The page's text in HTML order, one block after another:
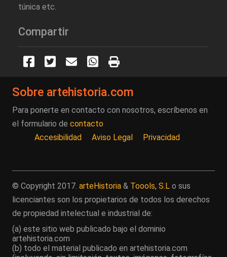
túnica etc.
Compartir
Sobre artehistoria.com
Para ponerte en contacto con nosotros, escríbenos en
el formulario de contacto
Accesibilidad
Aviso Legal Privacidad
© Copyright 2017. arteHistoria & Toools, S.L o sus
licenciantes son los propietarios de todos los derechos
de propiedad intelectual e industrial de:
(a) este sitio web publicado bajo el dominio
artehistoria.com
(b) todo el material publicado en artehistoria.com